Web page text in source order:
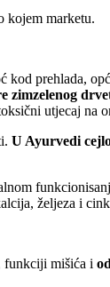
kojem marketu.
prehlada,
zimzelenog
utjecaj na
U Ayurvedi
željeza i
funkciji mišića i